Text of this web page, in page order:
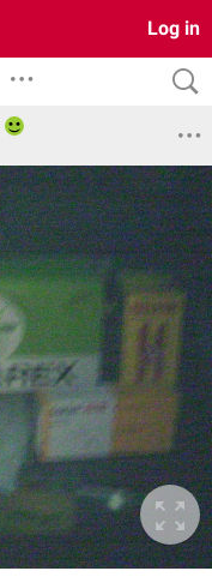
Log in